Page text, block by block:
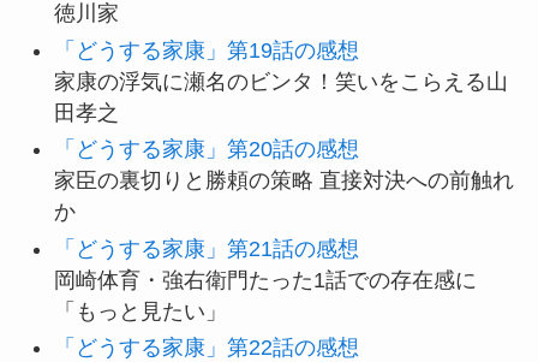
徳川家
「どうする家康」第19話の感想
家康の浮気に瀬名のビンタ！笑いをこらえる山
田孝之
「どうする家康」第20話の感想
家臣の裏切りと勝頼の策略 直接対決への前触れ
か
「どうする家康」第21話の感想
岡崎体育・強右衛門たった1話での存在感に
「もっと見たい」
「どうする家康」第22話の感想